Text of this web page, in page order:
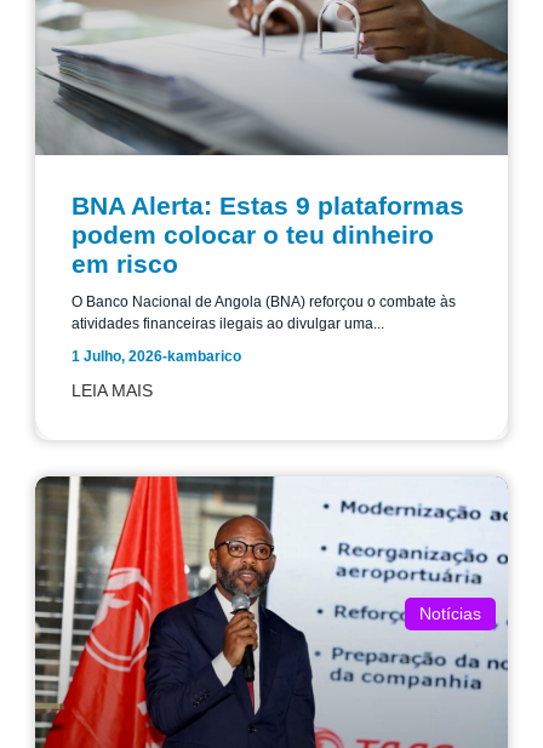
BNA Alerta: Estas 9 plataformas
podem colocar o teu dinheiro
em risco
O Banco Nacional de Angola (BNA) reforçou o combate às
atividades financeiras ilegais ao divulgar uma...
1 Julho, 2026-kambarico
LEIA MAIS
Notícias